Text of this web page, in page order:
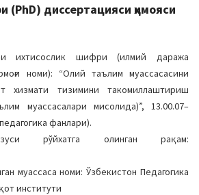
диссертацияси ҳимояси
ихтисослик шифри (илмий даража
номи): “Олий таълим муассасасини
хизмати тизимини такомиллаштириш
муассасалари мисолида)”, 13.00.07–
фанлари).
рўйхатга олинган рақам:
муассаса номи: Ўзбекистон Педагогика
институти